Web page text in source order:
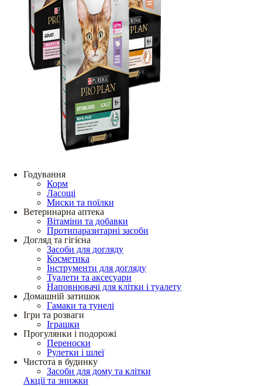
Годування
Корм
Ласощі
Миски та поїлки
Ветеринарна аптека
Вітаміни та добавки
Протипаразитарні засоби
Догляд та гігієна
Засоби для догляду
Косметика
Інструменти для догляду
Туалети та аксесуари
Наповнювачі для клітки і туалету
Домашній затишок
Гамаки та тунелі
Ігри та розваги
Іграшки
Прогулянки і подорожі
Переноски
Рулетки і шлеї
Чистота в будинку
Засоби для дому та клітки
Акції та знижки